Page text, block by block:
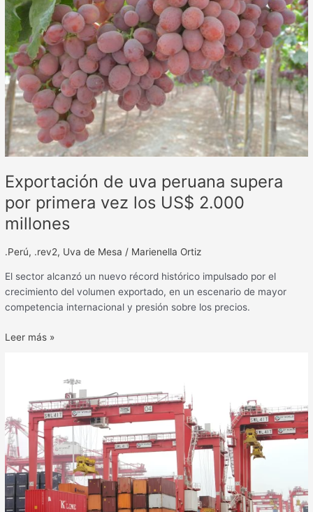
Exportación de uva peruana supera
por primera vez los US$ 2.000
millones
.Perú, .rev2, Uva de Mesa / Marienella Ortiz
El sector alcanzó un nuevo récord histórico impulsado por el
crecimiento del volumen exportado, en un escenario de mayor
competencia internacional y presión sobre los precios.
peruana
supera
por
primera
vez
los
US$
2.000
millones
Leer más »
año
por
encima
de
los
US$